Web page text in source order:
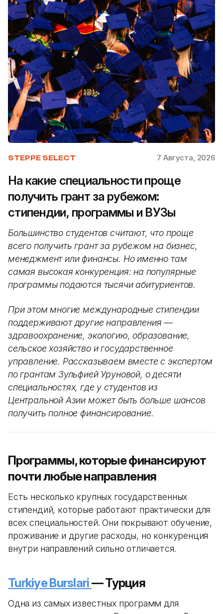
STEPPE SELECT 7 Августа, 2026
На какие специальности проще
получить грант за рубежом:
стипендии, программы и ВУЗы
Большинство студентов считают, что проще
всего получить грант за рубежом на бизнес,
менеджмент или финансы. Но именно там
самая высокая конкуренция: на популярные
программы подаются тысячи абитуриентов.
При этом многие международные стипендии
поддерживают другие направления —
здравоохранение, экологию, образование,
сельское хозяйство и государственное
управление. Рассказываем вместе с экспертом
по грантам Зульфией Уруновой, о десяти
специальностях, где у студентов из
Центральной Азии может быть больше шансов
получить полное финансирование.
Программы, которые финансируют
почти любые направления
Есть несколько крупных государственных
стипендий, которые работают практически для
всех специальностей. Они покрывают обучение,
проживание и другие расходы, но конкуренция
внутри направлений сильно отличается.
Turkiye Burslari— Турция
Одна из самых известных программ для